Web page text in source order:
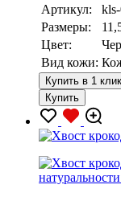
Артикул:
Размеры:
Цвет:
Вид кожи:
Купить в 1 клик
Купить